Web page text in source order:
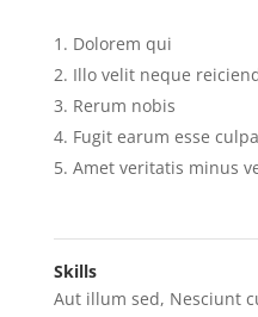
Dolorem qui
Illo velit neque
Rerum nobis
Fugit earum esse
Amet veritatis minus
Skills
Aut illum sed, Nesciunt